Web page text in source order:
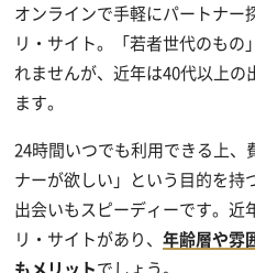
オンラインで手軽にパートナー
リ・サイト。「若者世代のも
れませんが、近年は40代以上
ます。
24時間いつでも利用できる上、
ナーが欲しい」という目的を持
出会いもスピーディーです。近
リ・サイトがあり、年齢層や雰
もメリットでしょう。